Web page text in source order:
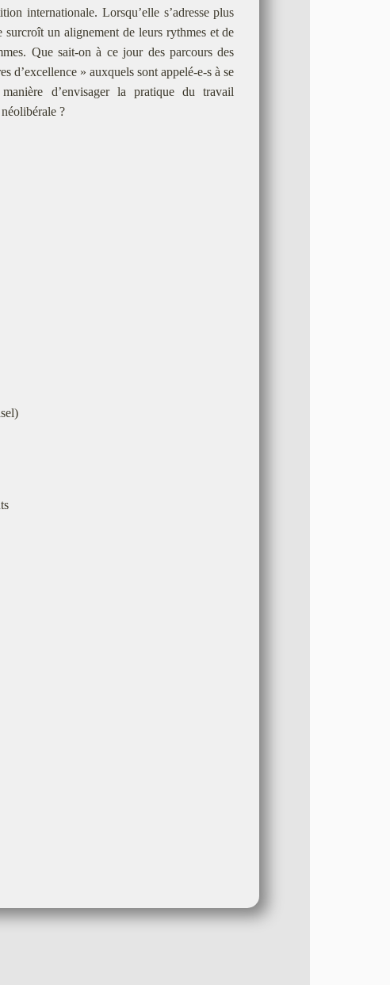
internationale. Lorsqu’elle s’adresse plus
un alignement de leurs rythmes et de
Que sait-on à ce jour des parcours des
d’excellence » auxquels sont appelé-e-s à se
d’envisager la pratique du travail
?